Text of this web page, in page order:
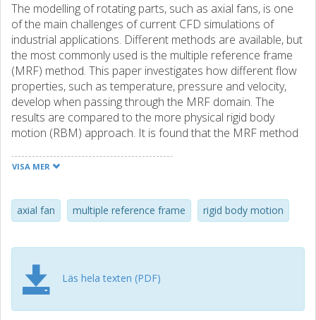
The modelling of rotating parts, such as axial fans, is one
of the main challenges of current CFD simulations of
industrial applications. Different methods are available, but
the most commonly used is the multiple reference frame
(MRF) method. This paper investigates how different flow
properties, such as temperature, pressure and velocity,
develop when passing through the MRF domain. The
results are compared to the more physical rigid body
motion (RBM) approach. It is found that the MRF method
of the relative velocity from the upstream to the
domain and the ratio between axial and tangential velocity
in the MRF region. The temperature field is more affected
Downstream structures affect the flow in the upstream
region by an increase in static pressure, which causes the
VISA MER
axial fan multiple reference frame rigid body motion
Läs hela texten (PDF)